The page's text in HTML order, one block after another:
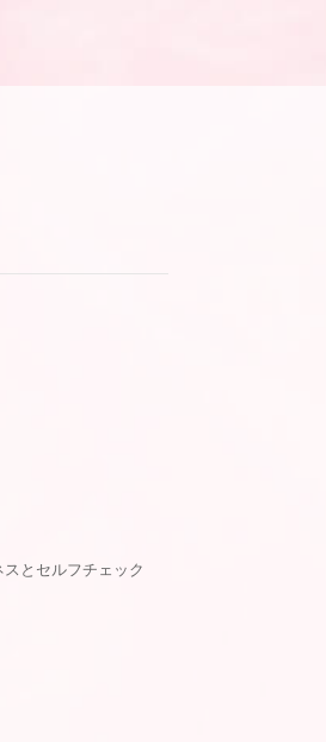
とセルフチェック